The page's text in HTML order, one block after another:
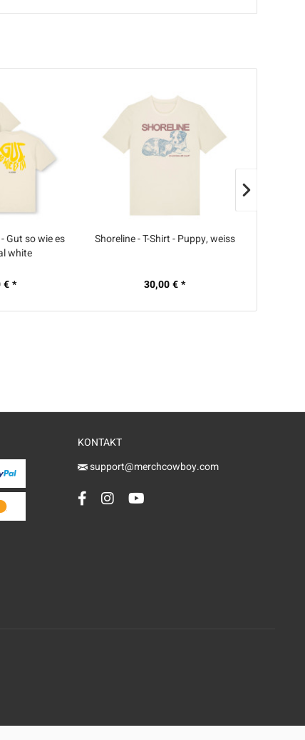
Gut so wie es
white
€ *
Shoreline - T-Shirt - Puppy, weiss
30,00 € *
KONTAKT
support@merchcowboy.com